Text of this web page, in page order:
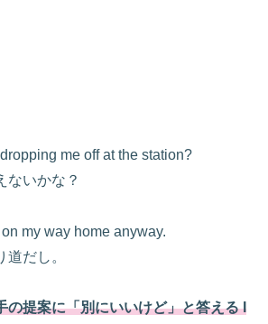
me off at the station?
ないかな？
on my way home anyway.
だし。
提案に「別にいいけど」と答える I